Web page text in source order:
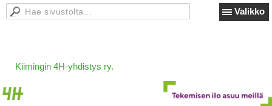
Valikko
Kiimingin 4H-yhdistys ry.